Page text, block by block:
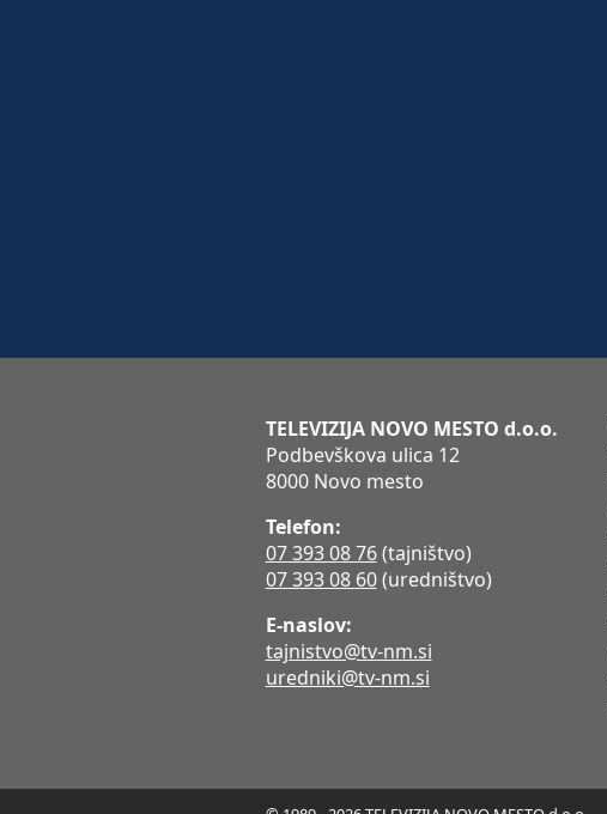
TELEVIZIJA NOVO MESTO d.o.o.
Podbevškova ulica 12
8000 Novo mesto
Telefon:
07 393 08 76(tajništvo)
07 393 08 60(uredništvo)
E-naslov:
tajnistvo@tv-nm.si
uredniki@tv-nm.si